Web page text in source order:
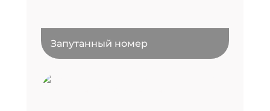
Запутанный номер